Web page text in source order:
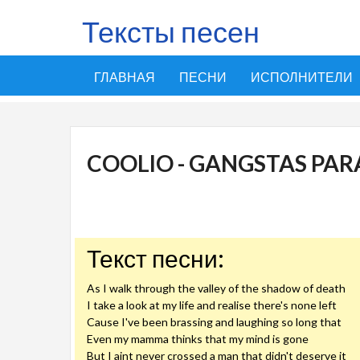
Тексты песен
ГЛАВНАЯ ПЕСНИ ИСПОЛНИТЕЛИ
COOLIO - GANGSTAS
Текст песни:
As I walk through the valley of the shadow of death
I take a look at my life and realise there's none left
Cause I've been brassing and laughing so long that
Even my mamma thinks that my mind is gone
But I aint never crossed a man that didn't deserve it